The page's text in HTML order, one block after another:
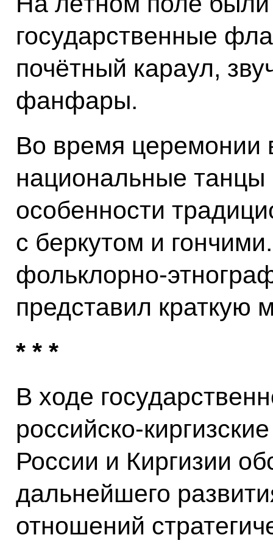
государственные
почётный караул,
фанфары.
Во время церемонии
национальные
особенности
с беркутом и
фольклорно-
представил краткую
* * *
В ходе
российско-
России и Киргизии
дальнейшего
отношений